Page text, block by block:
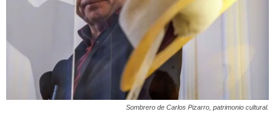
Sombrero de Carlos Pizarro, patrimonio cultural.